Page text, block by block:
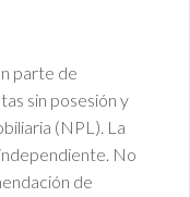
parte de
sin posesión y
(NPL). La
No
de